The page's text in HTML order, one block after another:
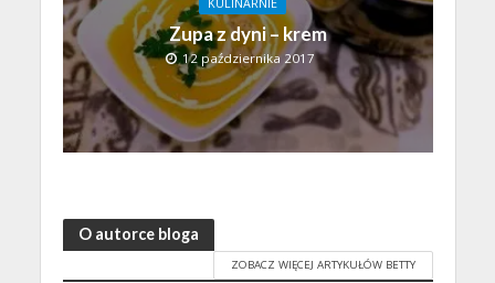
Zupa z dyni – krem
12 października 2017
O autorce bloga
ZOBACZ WIĘCEJ ARTYKUŁÓW BETTY